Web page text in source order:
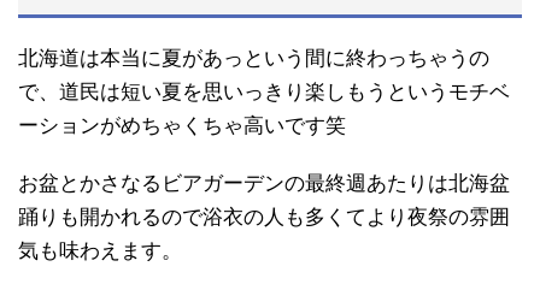
北海道は本当に夏があっという間に終わっちゃうの
で、道民は短い夏を思いっきり楽しもうというモチベ
ーションがめちゃくちゃ高いです笑
お盆とかさなるビアガーデンの最終週あたりは北海盆
踊りも開かれるので浴衣の人も多くてより夜祭の雰囲
気も味わえます。